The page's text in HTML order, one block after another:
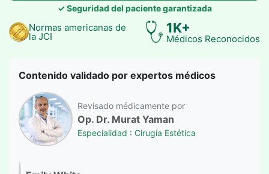
✓ Seguridad del paciente garantizada
Normas americanas de
la JCI
1K+
Médicos Reconocidos
Contenido validado por expertos médicos
Revisado médicamente por
Op. Dr. Murat Yaman
Especialidad : Cirugía Estética